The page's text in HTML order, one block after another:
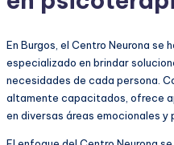
En Burgos, el Centro Neurona se
especializado en brindar
necesidades de cada persona.
altamente capacitados, ofrece
en diversas áreas emocionales y